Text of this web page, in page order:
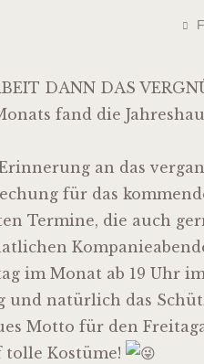
DANN DAS
fand die
an das
für das
Termine, die auch
im Monat ab 19 Uhr
und natürlich das
Motto für den
tolle Kostüme!